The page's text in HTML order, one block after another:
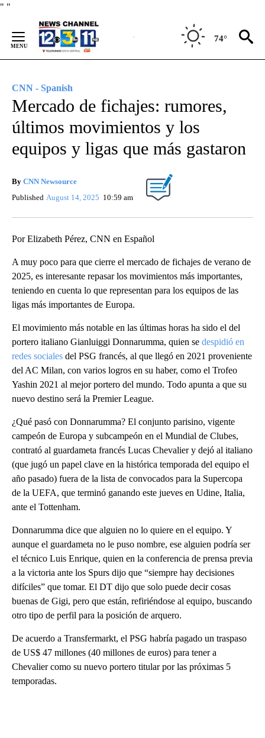
" "
Content
74°
CNN - Spanish
Mercado de fichajes: rumores,
últimos movimientos y los
equipos y ligas que más gastaron
By CNN Newsource
Published August 14, 2025 10:59 am
Por Elizabeth Pérez, CNN en Español
A muy poco para que cierre el mercado de fichajes de verano de
2025, es interesante repasar los movimientos más importantes,
teniendo en cuenta lo que representan para los equipos de las
ligas más importantes de Europa.
El movimiento más notable en las últimas horas ha sido el del
portero italiano Gianluiggi Donnarumma, quien se despidió en
redes sociales del PSG francés, al que llegó en 2021 proveniente
del AC Milan, con varios logros en su haber, como el Trofeo
Yashin 2021 al mejor portero del mundo. Todo apunta a que su
nuevo destino será la Premier League.
¿Qué pasó con Donnarumma? El conjunto parisino, vigente
campeón de Europa y subcampeón en el Mundial de Clubes,
contrató al guardameta francés Lucas Chevalier y dejó al italiano
(que jugó un papel clave en la histórica temporada del equipo el
año pasado) fuera de la lista de convocados para la Supercopa
de la UEFA, que terminó ganando este jueves en Udine, Italia,
ante el Tottenham.
Donnarumma dice que alguien no lo quiere en el equipo. Y
aunque el guardameta no le puso nombre, ese alguien podría ser
el técnico Luis Enrique, quien en la conferencia de prensa previa
a la victoria ante los Spurs dijo que “siempre hay decisiones
difíciles” que tomar. El DT dijo que solo puede decir cosas
buenas de Gigi, pero que están, refiriéndose al equipo, buscando
otro tipo de perfil para la posición de arquero.
De acuerdo a Transfermarkt, el PSG habría pagado un traspaso
de US$ 47 millones (40 millones de euros) para tener a
Chevalier como su nuevo portero titular por las próximas 5
temporadas.